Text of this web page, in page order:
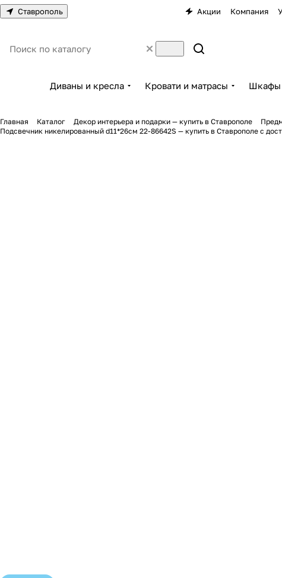
Ставрополь Акции Компания
Диваны и кресла Кровати и матрасы Шкафы
Главная Каталог Декор интерьера и подарки — купить в Ставрополе
Подсвечник никелированный d11*26см 22-86642S — купить в Ставрополе с